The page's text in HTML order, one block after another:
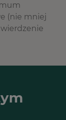
(nie mniej